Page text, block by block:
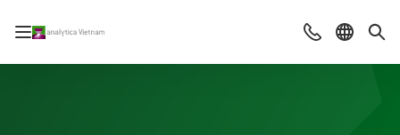
Mở/đóng điều hướng ContactChọn